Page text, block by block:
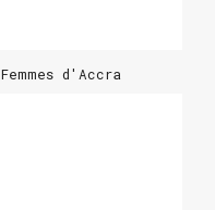
Femmes d'Accra